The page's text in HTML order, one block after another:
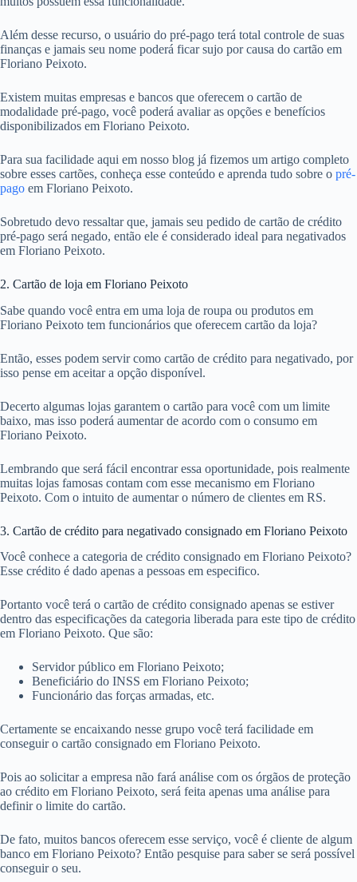
Além desse recurso, o usuário do pré-pago terá total controle de suas
finanças e jamais seu nome poderá ficar sujo por causa do cartão em
Floriano Peixoto.
Existem muitas empresas e bancos que oferecem o cartão de
modalidade pré-pago, você poderá avaliar as opções e benefícios
disponibilizados em Floriano Peixoto.
Para sua facilidade aqui em nosso blog já fizemos um artigo completo
sobre esses cartões, conheça esse conteúdo e aprenda tudo sobre o pré-
pago em Floriano Peixoto.
Sobretudo devo ressaltar que, jamais seu pedido de cartão de crédito
pré-pago será negado, então ele é considerado ideal para negativados
em Floriano Peixoto.
2. Cartão de loja em Floriano Peixoto
Sabe quando você entra em uma loja de roupa ou produtos em
Floriano Peixoto tem funcionários que oferecem cartão da loja?
Então, esses podem servir como cartão de crédito para negativado, por
isso pense em aceitar a opção disponível.
Decerto algumas lojas garantem o cartão para você com um limite
baixo, mas isso poderá aumentar de acordo com o consumo em
Floriano Peixoto.
Lembrando que será fácil encontrar essa oportunidade, pois realmente
muitas lojas famosas contam com esse mecanismo em Floriano
Peixoto. Com o intuito de aumentar o número de clientes em RS.
3. Cartão de crédito para negativado consignado em Floriano Peixoto
Você conhece a categoria de crédito consignado em Floriano Peixoto?
Esse crédito é dado apenas a pessoas em especifico.
Portanto você terá o cartão de crédito consignado apenas se estiver
dentro das especificações da categoria liberada para este tipo de crédito
em Floriano Peixoto. Que são:
Servidor público em Floriano Peixoto;
Beneficiário do INSS em Floriano Peixoto;
Funcionário das forças armadas, etc.
Certamente se encaixando nesse grupo você terá facilidade em
conseguir o cartão consignado em Floriano Peixoto.
Pois ao solicitar a empresa não fará análise com os órgãos de proteção
ao crédito em Floriano Peixoto, será feita apenas uma análise para
definir o limite do cartão.
De fato, muitos bancos oferecem esse serviço, você é cliente de algum
banco em Floriano Peixoto? Então pesquise para saber se será possível
conseguir o seu.